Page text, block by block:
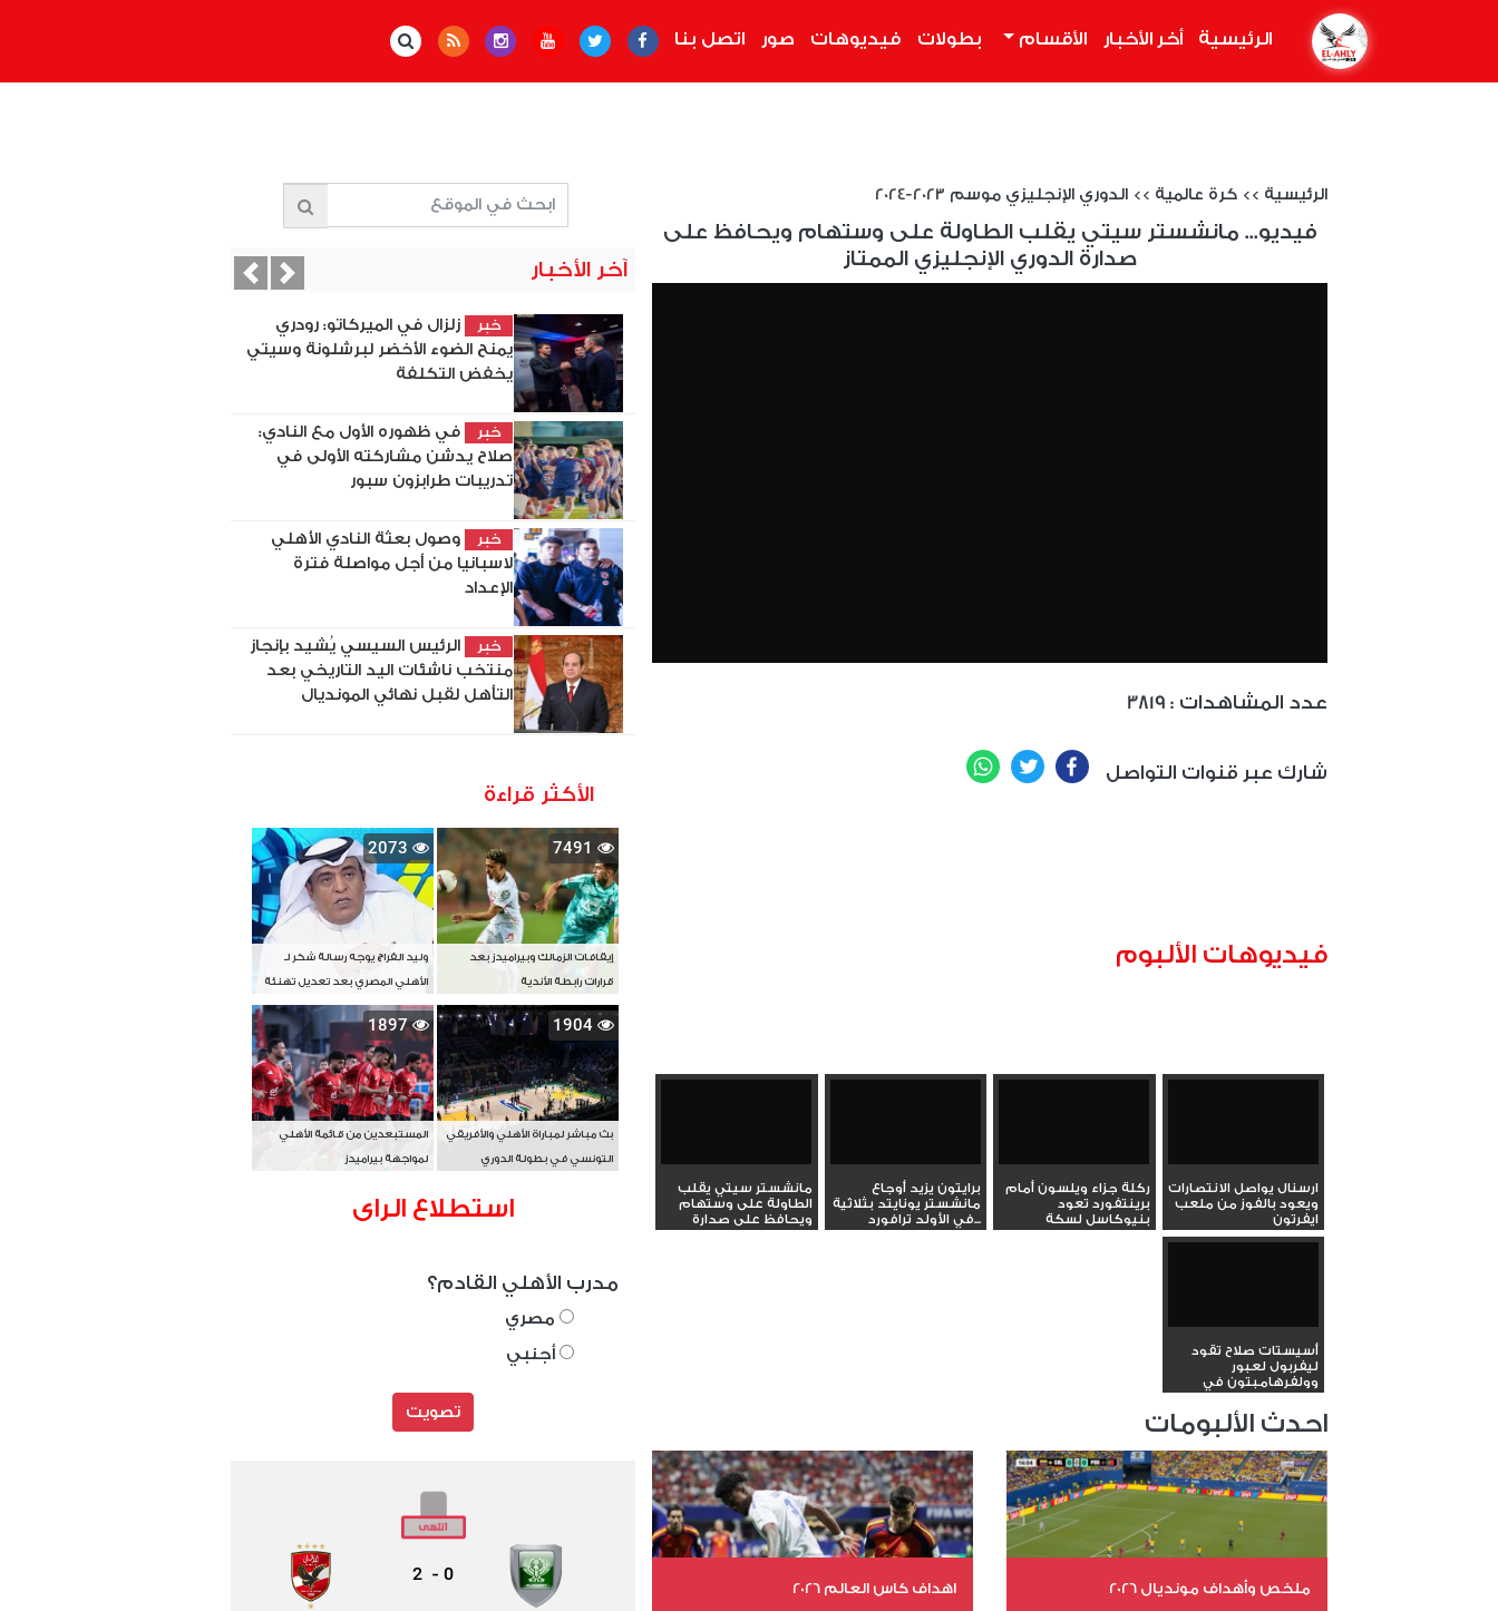
الرئيسية أخر الأخبار الأقسام بطولات فيديوهات صور اتصل بنا
الرئيسية >> كرة عالمية >> الدوري الإنجليزي موسم 2023-2024
فيديو... مانشستر سيتي يقلب الطاولة على وستهام ويحافظ على
صدارة الدوري الإنجليزي الممتاز
3819 : عدد المشاهدات
شارك عبر قنوات التواصل Facebook
Twitter
WhatsApp
فيديوهات الألبوم
ارسنال يواصل الانتصارات
ويعود بالفوز من ملعب
ايفرتون
ركلة جزاء ويلسون أمام
برينتفورد تعود
بنيوكاسل لسكة
برايتون يزيد أوجاع
مانشستر يونايتد بثلاثية
في الأولد ترافورد...
مانشستر سيتي يقلب
الطاولة على وستهام
ويحافظ على صدارة
أسيستات صلاح تقود
ليفربول لعبور
وولفرهامبتون في
احدث الألبومات
ملخص وأهداف مونديال 2026 اهداف كاس العالم 2026
آخر الأخبار
خبر
زلزال في الميركاتو: رودري
يمنح الضوء الأخضر لبرشلونة وسيتي
يخفض التكلفة
خبر
في ظهوره الأول مع النادي:
صلاح يدشن مشاركته الأولى في
تدريبات طرابزون سبور
خبر
وصول بعثة النادي الأهلي
لاسبانيا من أجل مواصلة فترة
الإعداد
خبر
الرئيس السيسي يُشيد بإنجاز
منتخب ناشئات اليد التاريخي بعد
التأهل لقبل نهائي المونديال
PreviousNext
الأكثر قراءة
7491
إيقافات الزمالك وبيراميدز بعد
قرارات رابطة الأندية
2073
وليد الفراج يوجه رسالة شكر لـ
الأهلي المصري بعد تعديل تهنئة
بطل آسيا
1904
بث مباشر لمباراة الأهلي والأفريقي
التونسي في بطولة الدوري
1897
المستبعدين من قائمة الأهلي
لمواجهة بيراميدز
استطلاع الراى
مدرب الأهلي القادم؟
مصري
أجنبي
تصويت
0
-
2